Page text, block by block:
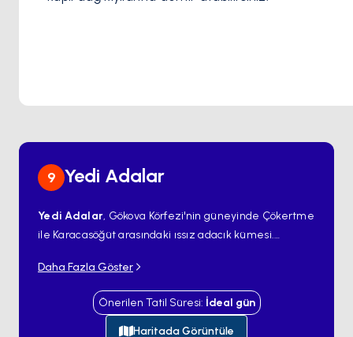
9 Yedi Adalar
Yedi Adalar, Gökova Körfezi'nin güneyinde Çökertme
ile Karacasöğüt arasındaki ıssız adacık kümesi.
seyir, 5-10 metre suda kumlu deniz tabanı ve her
adacığın rüzgâr almayan tarafında korunaklı
demirleme noktaları olan dar turkuaz kanallardan
küçük bir takımada yaratıyor. Buradaki şnorkel
Daha Fazla Göster
Önerilen Tatil Süresi: İdeal gün
Haritada Görüntüle